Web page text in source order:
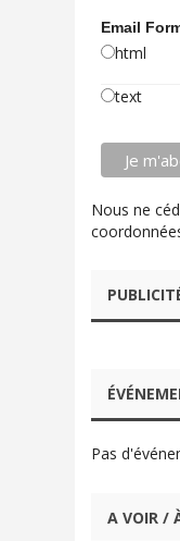
Email
html
text
Nous ne
Pas
A VOIR /